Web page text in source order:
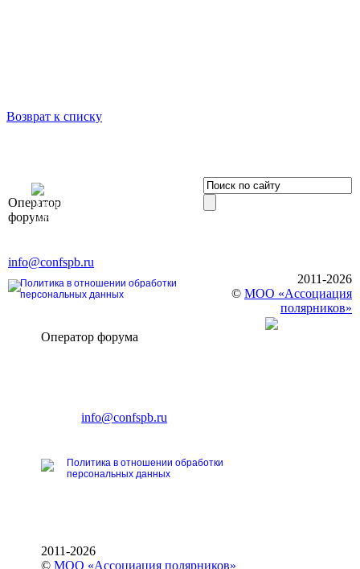
Возврат к списку
Оператор
форума
Элит»
196191, г. Санкт-Петербург,
info@confspb.ru
Политика в отношении обработки
персональных данных
2011-2026
© МОО «Ассоциация
полярников»
Оператор форума
E-mail:info@confspb.ru
Политика в отношении обработки
персональных данных
2011-2026
©МОО «Ассоциация полярников»